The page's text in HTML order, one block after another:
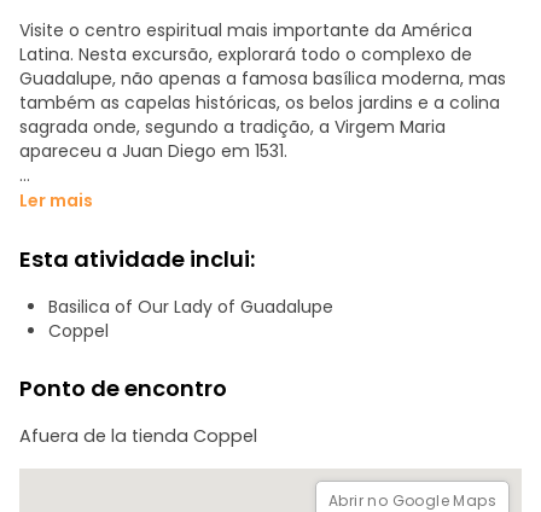
Visite o centro espiritual mais importante da América
Latina. Nesta excursão, explorará todo o complexo de
Guadalupe, não apenas a famosa basílica moderna, mas
também as capelas históricas, os belos jardins e a colina
sagrada onde, segundo a tradição, a Virgem Maria
apareceu a Juan Diego em 1531.
Uma poderosa experiência cultural, religiosa e visualmente
da história mexicana.
Ler mais
Esta atividade inclui:
Basilica of Our Lady of Guadalupe
Coppel
Ponto de encontro
Afuera de la tienda Coppel
Abrir no Google Maps